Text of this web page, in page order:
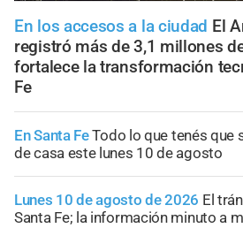
En los accesos a la ciudad El
registró más de 3,1 millones
fortalece la transformación
Fe
En Santa FeTodo lo que tenés que
de casa este lunes 10 de agosto
Lunes 10 de agosto de 2026 El
Santa Fe; la información minuto a